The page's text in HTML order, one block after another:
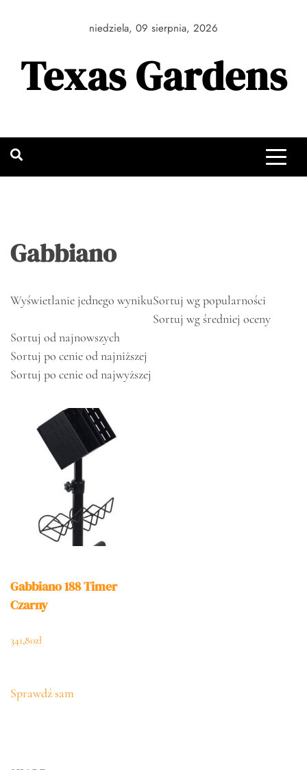
niedziela, 09 sierpnia, 2026
Texas Gardens
Gabbiano
Wyświetlanie jednego wynikuSortuj wg popularności
Sortuj wg średniej oceny
Sortuj od najnowszych
Sortuj po cenie od najniższej
Sortuj po cenie od najwyższej
Gabbiano 188 Timer
Czarny
341,80zł
Sprawdź sam